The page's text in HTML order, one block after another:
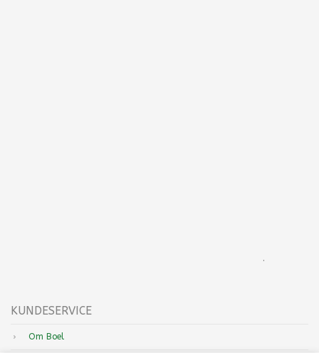
.
KUNDESERVICE
Om Boel